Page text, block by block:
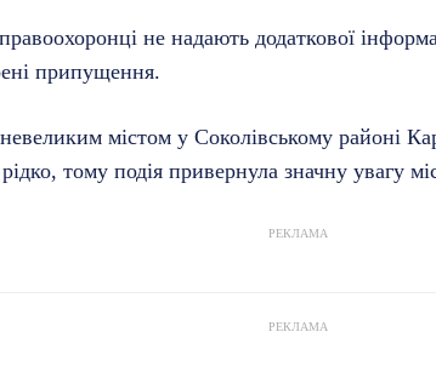
не надають додаткової
припущення.
містом у Соколівському районі
тому подія привернула значну увагу
РЕКЛАМА
РЕКЛАМА